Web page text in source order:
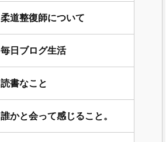
柔道整復師について
毎日ブログ生活
読書なこと
誰かと会って感じること。